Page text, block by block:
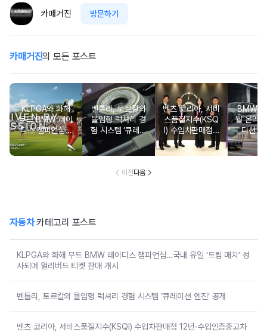
카매거진 방문하기
카매거진의 모든 포스트
KLPGA와 화해
무드 BMW 레이
디스 챔피언십…
국내 유일 ‘드림
매치’ 성사되며 얼
벤틀리, 토르칼의
몰입형 럭셔리 경
험 시스템 ‘큐레이
션 엔진’ 공개
벤츠 코리아, 서비
스품질지수(KSQ
I) 수입차판매점 1
2년·수입인증중고
차 6년 연속 1위
BMW
월 온라
디션 3
이전다음
자동차카테고리 포스트
KLPGA와 화해 무드 BMW 레이디스 챔피언십…국내 유일 ‘드림 매치’ 성
사되며 얼리버드 티켓 판매 개시
벤틀리, 토르칼의 몰입형 럭셔리 경험 시스템 ‘큐레이션 엔진’ 공개
벤츠 코리아, 서비스품질지수(KSQI) 수입차판매점 12년·수입인증중고차